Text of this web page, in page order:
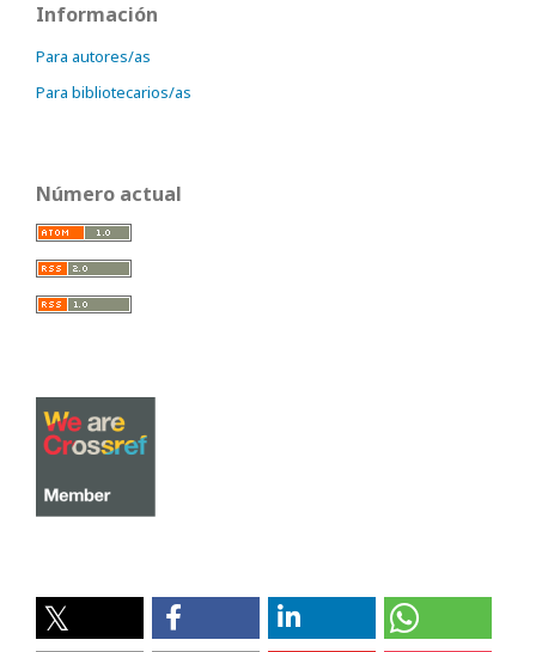
Información
Para autores/as
Para bibliotecarios/as
Número actual